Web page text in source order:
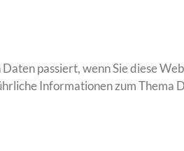
passiert, wenn Sie diese
Informationen zum Thema